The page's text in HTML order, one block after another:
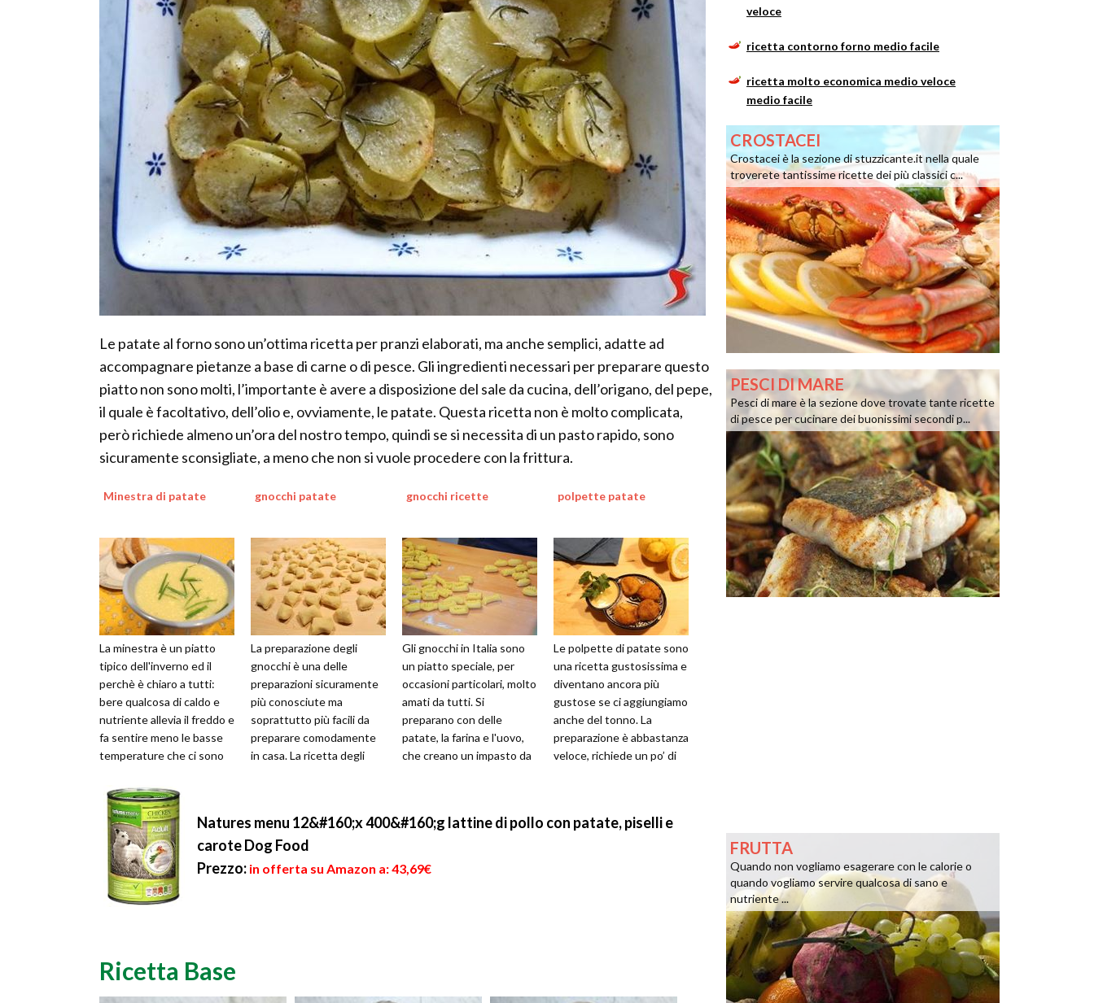
Le patate al forno sono un’ottima ricetta per pranzi elaborati, ma anche semplici, adatte ad
accompagnare pietanze a base di carne o di pesce. Gli ingredienti necessari per preparare questo
piatto non sono molti, l’importante è avere a disposizione del sale da cucina, dell’origano, del pepe,
il quale è facoltativo, dell’olio e, ovviamente, le patate. Questa ricetta non è molto complicata,
però richiede almeno un’ora del nostro tempo, quindi se si necessita di un pasto rapido, sono
sicuramente sconsigliate, a meno che non si vuole procedere con la frittura.
Minestra di patate
La minestra è un piatto
tipico dell'inverno ed il
perchè è chiaro a tutti:
bere qualcosa di caldo e
nutriente allevia il freddo e
fa sentire meno le basse
temperature che ci sono
gnocchi patate
La preparazione degli
gnocchi è una delle
preparazioni sicuramente
più conosciute ma
soprattutto più facili da
preparare comodamente
in casa. La ricetta degli
gnocchi ricette
Gli gnocchi in Italia sono
un piatto speciale, per
occasioni particolari, molto
amati da tutti. Si
preparano con delle
patate, la farina e l'uovo,
che creano un impasto da
polpette patate
Le polpette di patate sono
una ricetta gustosissima e
diventano ancora più
gustose se ci aggiungiamo
anche del tonno. La
preparazione è abbastanza
veloce, richiede un po’ di
Natures menu 12&#160;x 400&#160;g lattine di pollo con patate, piselli e
carote Dog Food
Prezzo: in offerta su Amazon a: 43,69€
Ricetta Base
veloce
ricetta contorno forno medio facile
ricetta molto economica medio veloce
medio facile
CROSTACEI
Crostacei è la sezione di stuzzicante.it nella quale
troverete tantissime ricette dei più classici c...
PESCI DI MARE
Pesci di mare è la sezione dove trovate tante ricette
di pesce per cucinare dei buonissimi secondi p...
FRUTTA
Quando non vogliamo esagerare con le calorie o
quando vogliamo servire qualcosa di sano e
nutriente ...